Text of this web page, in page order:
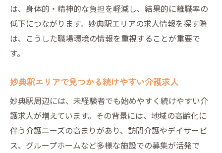
は、身体的・精神的な負担を軽減し、結果的に離職率の
低下につながります。妙典駅エリアの求人情報を探す際
は、こうした職場環境の情報を重視することが重要で
す。
妙典駅エリアで見つかる続けやすい介護求人
妙典駅周辺には、未経験者でも始めやすく続けやすい介
護求人が増えています。その背景には、地域の高齢化に
伴う介護ニーズの高まりがあり、訪問介護やデイサービ
ス、グループホームなど多様な施設での募集が活発で